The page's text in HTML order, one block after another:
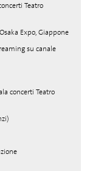
Teatro
Expo, Giappone
su canale
concerti Teatro